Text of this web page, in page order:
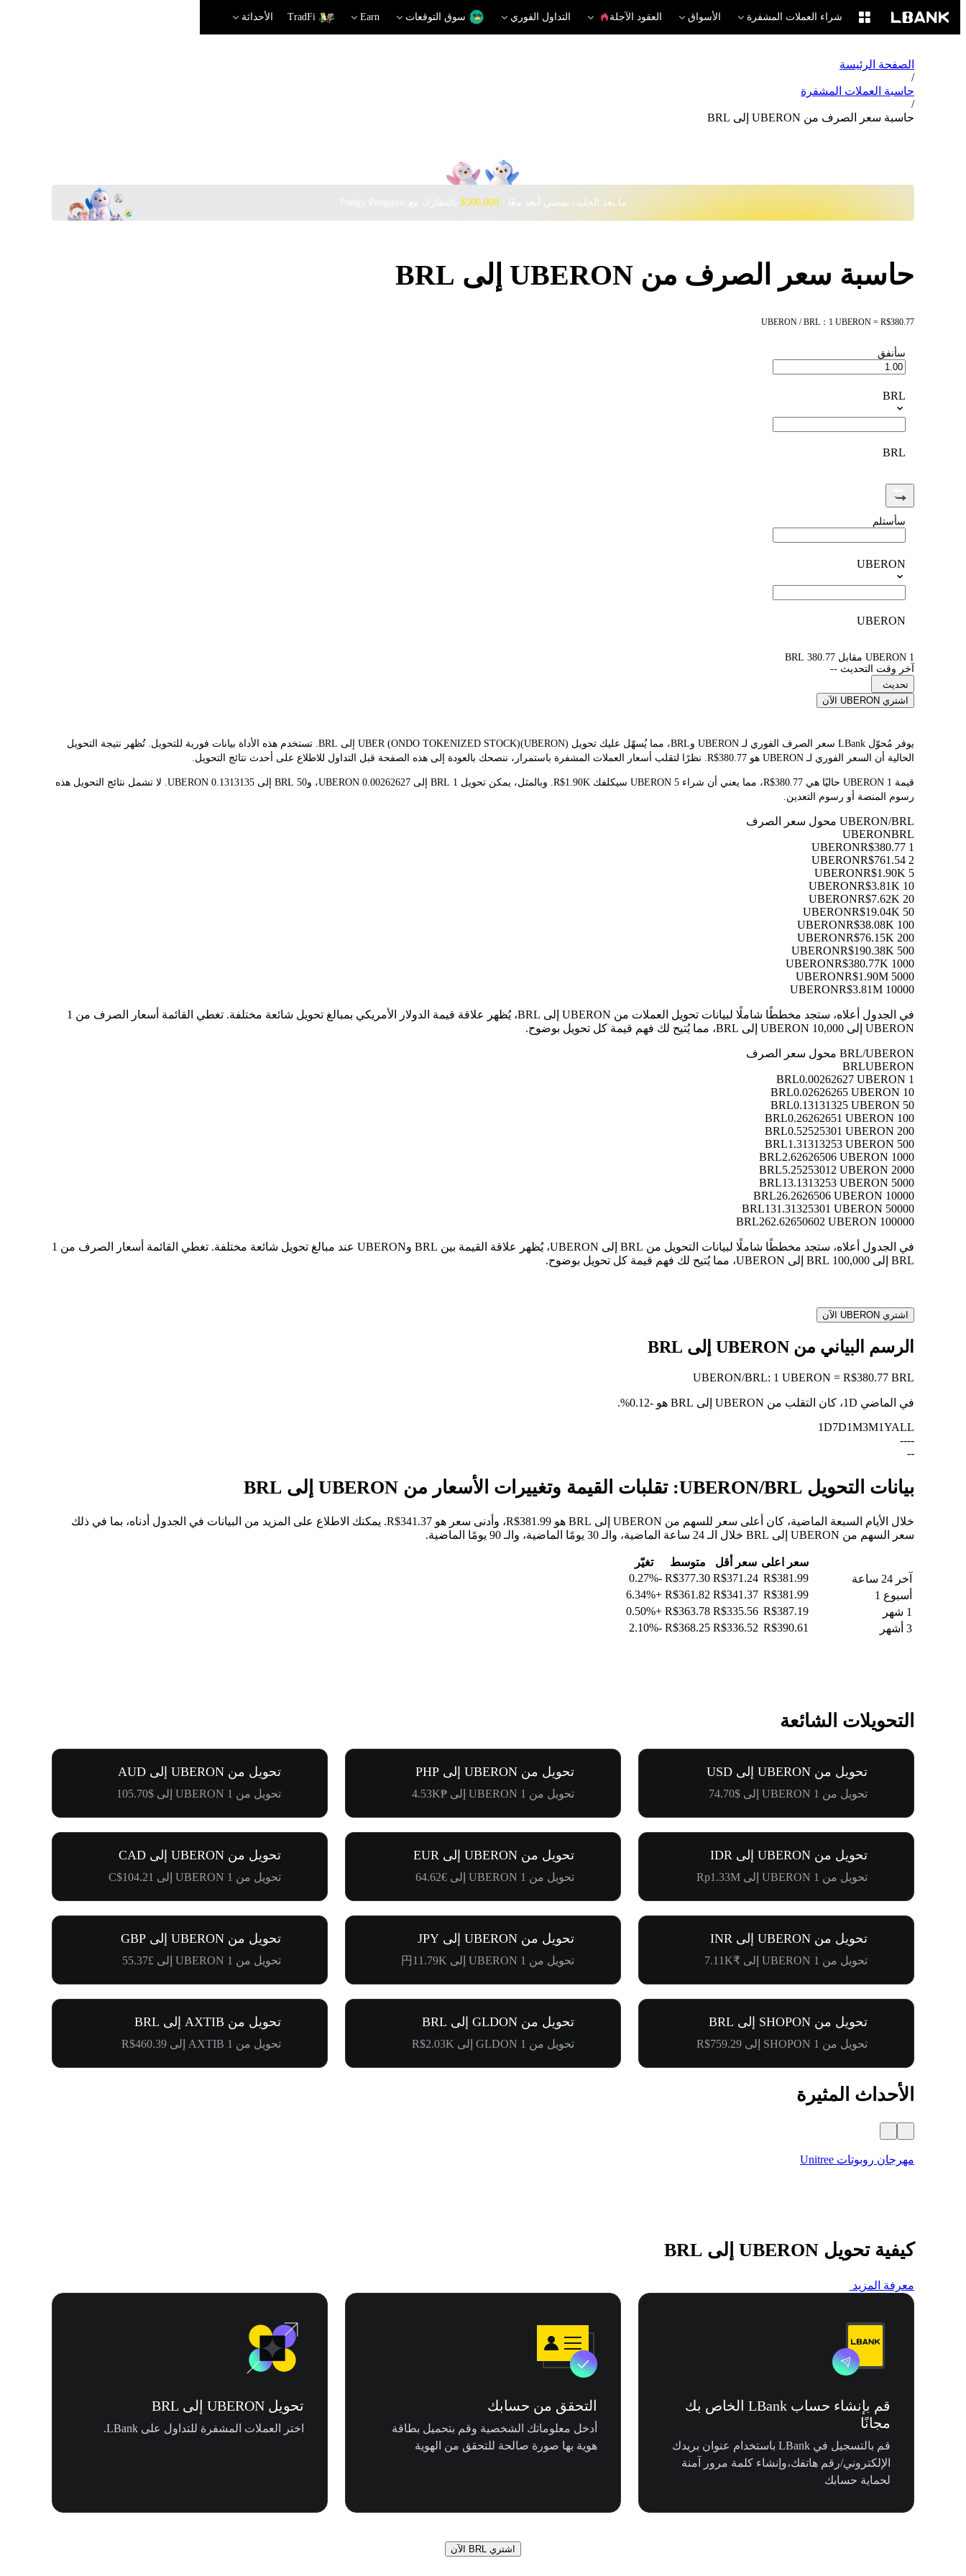
شراء العملات المشفرة الأسواق العقود الآجلة التداول الفوري سوق التوقعات Earn
TradFi الأحداثة
الصفحة الرئيسة
/
حاسبة العملات المشفرة
/
حاسبة سعر الصرف من UBERON إلى BRL
ما بعد الجليد، نمضي أبعد معًا · ‎$500,000 بانتظارك مع Pudgy Penguins
حاسبة سعر الصرف من UBERON إلى BRL
UBERON / BRL：1 UBERON = R$380.77
سأنفق
BRL
BRL
سأستلم
UBERON
UBERON
1 UBERON مقابل 380.77 BRL
آخر وقت التحديث --
تحديث
اشتري UBERON الآن
يوفر مُحوّل LBank سعر الصرف الفوري لـ UBERON وBRL، مما يُسهّل عليك تحويل UBER (ONDO TOKENIZED STOCK)(UBERON) إلى BRL. تستخدم هذه الأداة بيانات فورية للتحويل. تُظهر نتيجة التحويل
الحالية أن السعر الفوري لـ UBERON هو R$380.77. نظرًا لتقلب أسعار العملات المشفرة باستمرار، ننصحك بالعودة إلى هذه الصفحة قبل التداول للاطلاع على أحدث نتائج التحويل.
قيمة 1 UBERON حاليًا هي R$380.77، مما يعني أن شراء 5 UBERON سيكلفك R$1.90K. وبالمثل، يمكن تحويل 1 BRL إلى 0.00262627 UBERON، و50 BRL إلى 0.1313135 UBERON. لا تشمل نتائج التحويل هذه
رسوم المنصة أو رسوم التعدين.
UBERON/BRL محول سعر الصرف
UBERONBRL
1 UBERON
R$380.77
2 UBERON
R$761.54
5 UBERON
R$1.90K
10 UBERON
R$3.81K
20 UBERON
R$7.62K
50 UBERON
R$19.04K
100 UBERON
R$38.08K
200 UBERON
R$76.15K
500 UBERON
R$190.38K
1000 UBERON
R$380.77K
5000 UBERON
R$1.90M
10000 UBERON
R$3.81M
في الجدول أعلاه، ستجد مخططًا شاملًا لبيانات تحويل العملات من UBERON إلى BRL، يُظهر علاقة قيمة الدولار الأمريكي بمبالغ تحويل شائعة مختلفة. تغطي القائمة أسعار الصرف من 1
UBERON إلى 10,000 UBERON إلى BRL، مما يُتيح لك فهم قيمة كل تحويل بوضوح.
BRL/UBERON محول سعر الصرف
BRLUBERON
1 BRL
0.00262627 UBERON
10 BRL
0.02626265 UBERON
50 BRL
0.13131325 UBERON
100 BRL
0.26262651 UBERON
200 BRL
0.52525301 UBERON
500 BRL
1.31313253 UBERON
1000 BRL
2.62626506 UBERON
2000 BRL
5.25253012 UBERON
5000 BRL
13.1313253 UBERON
10000 BRL
26.2626506 UBERON
50000 BRL
131.31325301 UBERON
100000 BRL
262.62650602 UBERON
في الجدول أعلاه، ستجد مخططًا شاملًا لبيانات التحويل من BRL إلى UBERON، يُظهر علاقة القيمة بين BRL وUBERON عند مبالغ تحويل شائعة مختلفة. تغطي القائمة أسعار الصرف من 1
BRL إلى 100,000 BRL إلى UBERON، مما يُتيح لك فهم قيمة كل تحويل بوضوح.
اشتري UBERON الآن
الرسم البياني من UBERON إلى BRL
UBERON/BRL: 1 UBERON = R$380.77 BRL
في الماضي 1D، كان التقلب من UBERON إلى BRL هو -0.12%
.
1D7D1M3M1YALL
--
--
--
بيانات التحويل UBERON/BRL: تقلبات القيمة وتغييرات الأسعار من UBERON إلى BRL
خلال الأيام السبعة الماضية، كان أعلى سعر للسهم من UBERON إلى BRL هو R$381.99، وأدنى سعر هو R$341.37. يمكنك الاطلاع على المزيد من البيانات في الجدول أدناه، بما في ذلك
سعر السهم من UBERON إلى BRL خلال الـ 24 ساعة الماضية، والـ 30 يومًا الماضية، والـ 90 يومًا الماضية.
سعر اعلى سعر أقل متوسط
تغيّر
آخر 24 ساعة
R$381.99
R$371.24
R$377.30
-0.27%
أسبوع 1
R$381.99
R$341.37
R$361.82
+6.34%
1 شهر
R$387.19
R$335.56
R$363.78
+0.50%
3 أشهر
R$390.61
R$336.52
R$368.25
-2.10%
التحويلات الشائعة
تحويل من UBERON إلى USD
تحويل من 1 UBERON إلى $74.70
تحويل من UBERON إلى PHP
تحويل من 1 UBERON إلى ₱4.53K
تحويل من UBERON إلى AUD
تحويل من 1 UBERON إلى $105.70
تحويل من UBERON إلى IDR
تحويل من 1 UBERON إلى Rp1.33M
تحويل من UBERON إلى EUR
تحويل من 1 UBERON إلى €64.62
تحويل من UBERON إلى CAD
تحويل من 1 UBERON إلى C$104.21
تحويل من UBERON إلى INR
تحويل من 1 UBERON إلى ₹7.11K
تحويل من UBERON إلى JPY
تحويل من 1 UBERON إلى 円11.79K
تحويل من UBERON إلى GBP
تحويل من 1 UBERON إلى £55.37
تحويل من SHOPON إلى BRL
تحويل من 1 SHOPON إلى R$759.29
تحويل من GLDON إلى BRL
تحويل من 1 GLDON إلى R$2.03K
تحويل من AXTIB إلى BRL
تحويل من 1 AXTIB إلى R$460.39
الأحداث المثيرة
مهرجان روبوتات Unitree
كيفية تحويل UBERON إلى BRL
معرفة المزيد
قم بإنشاء حساب LBank الخاص بك
مجانًا
قم بالتسجيل في LBank باستخدام عنوان بريدك
الإلكتروني/رقم هاتفك،وإنشاء كلمة مرور آمنة
لحماية حسابك
التحقق من حسابك
أدخل معلوماتك الشخصية وقم بتحميل بطاقة
هوية بها صورة صالحة للتحقق من الهوية
تحويل UBERON إلى BRL
اختر العملات المشفرة للتداول على LBank.
اشتري BRL الآن